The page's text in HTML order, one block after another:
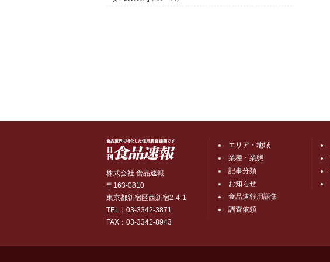
株式会社 食品速報
〒163-0810
東京都新宿区西新宿2-4-1
TEL：03-3342-3871
FAX：03-3342-8943
エリア・地域
業種・業態
記事分類
お知らせ
食品速報用語集
調査依頼